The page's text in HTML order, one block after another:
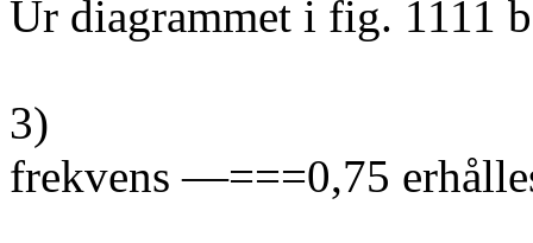
Ur diagrammet i fig. 1111
3)
frekvens —===0,75